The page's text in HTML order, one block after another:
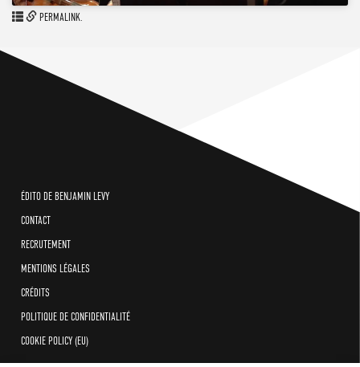
PERMALINK
ÉDITO DE BENJAMIN LEVY
CONTACT
RECRUTEMENT
MENTIONS LÉGALES
CRÉDITS
POLITIQUE DE CONFIDENTIALITÉ
COOKIE POLICY (EU)